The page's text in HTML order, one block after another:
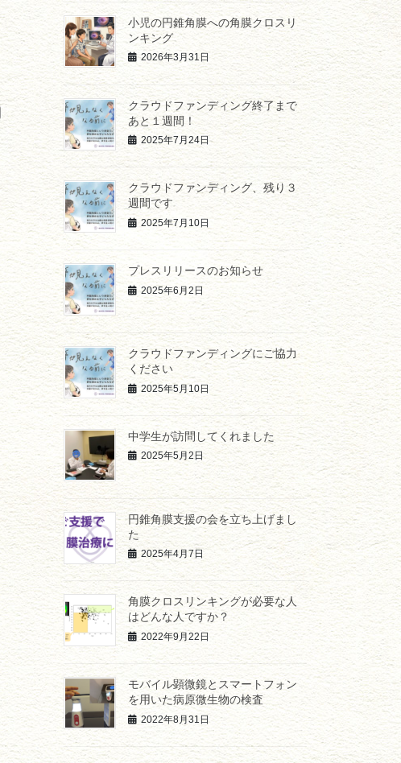
小児の円錐角膜への角膜クロスリ
ンキング
2026年3月31日
クラウドファンディング終了まで
あと１週間！
2025年7月24日
クラウドファンディング、残り３
週間です
2025年7月10日
プレスリリースのお知らせ
2025年6月2日
クラウドファンディングにご協力
ください
2025年5月10日
中学生が訪問してくれました
2025年5月2日
円錐角膜支援の会を立ち上げまし
た
2025年4月7日
角膜クロスリンキングが必要な人
はどんな人ですか？
2022年9月22日
モバイル顕微鏡とスマートフォン
を用いた病原微生物の検査
2022年8月31日